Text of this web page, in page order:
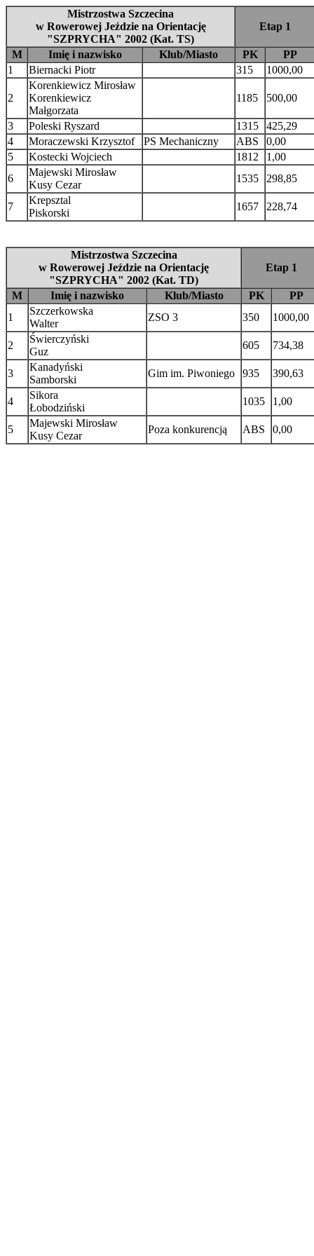
Mistrzostwa Szczecina
w Rowerowej Jeździe na Orientację
"SZPRYCHA" 2002 (Kat. TS)
Etap 1
M Imię i nazwisko Klub/Miasto PK
PP
1
Biernacki Piotr 315 1000,00
2
Korenkiewicz Mirosław
Korenkiewicz
Małgorzata
1185 500,00
3 Poleski Ryszard 1315
425,29
4
Moraczewski Krzysztof PS Mechaniczny ABS
0,00
5
Kostecki Wojciech 1812
1,00
6
Majewski Mirosław
Kusy Cezar
1535 298,85
7
Krepsztal
Piskorski
1657 228,74
Mistrzostwa Szczecina
w Rowerowej Jeździe na Orientację
"SZPRYCHA" 2002 (Kat. TD)
Etap 1
M Imię i nazwisko Klub/Miasto PK
PP
1
Szczerkowska
Walter
ZSO 3 350 1000,00
2
Świerczyński
Guz
605 734,38
3
Kanadyński
Samborski
Gim im. Piwoniego 935 390,63
4
Sikora
Łobodziński
1035 1,00
5
Majewski Mirosław
Kusy Cezar
Poza konkurencją ABS 0,00